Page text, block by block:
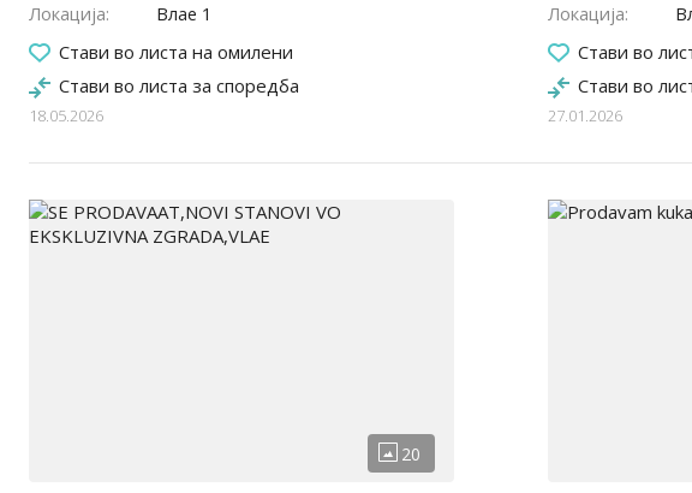
Локација
Влае 1
Стави во листа на омилени
Стави во листа за споредба
18.05.2026
Локација
Стави во
Стави во
27.01.2026